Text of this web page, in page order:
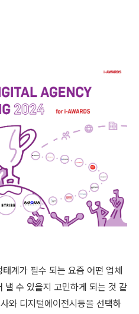
계가 필수 되는 요즘 어떤 업체
낼 수 있을지 고민하게 되는 것 같
와 디지털에이전시등을 선택하